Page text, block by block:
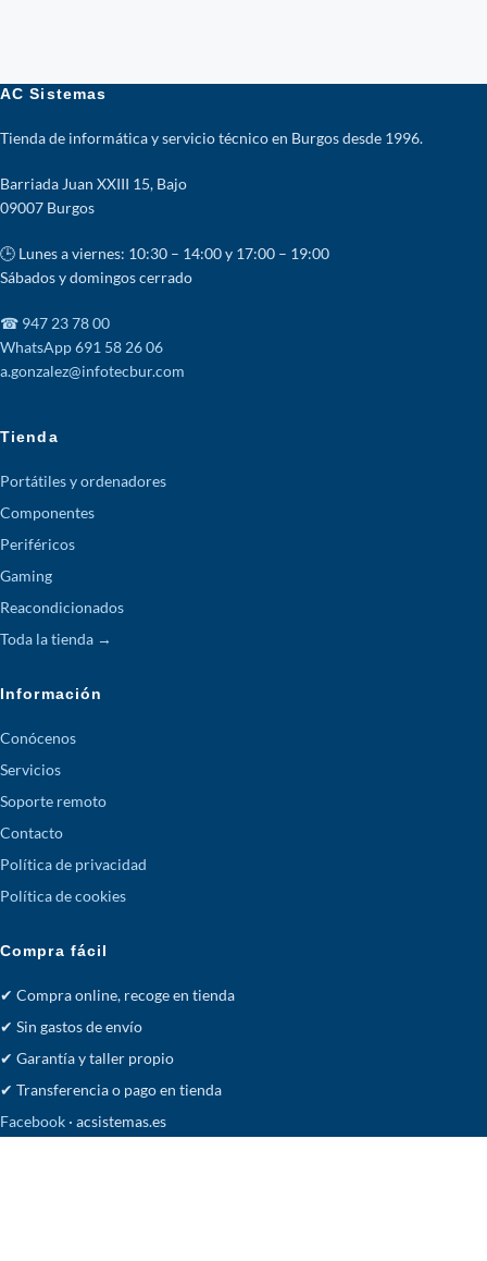
AC Sistemas
Tienda de informática y servicio técnico en Burgos desde 1996.
Barriada Juan XXIII 15, Bajo
09007 Burgos
🕒 Lunes a viernes: 10:30 – 14:00 y 17:00 – 19:00
Sábados y domingos cerrado
☎ 947 23 78 00
WhatsApp 691 58 26 06
a.gonzalez@infotecbur.com
Tienda
Portátiles y ordenadores
Componentes
Periféricos
Gaming
Reacondicionados
Toda la tienda →
Información
Conócenos
Servicios
Soporte remoto
Contacto
Política de privacidad
Política de cookies
Compra fácil
✔ Compra online, recoge en tienda
✔ Sin gastos de envío
✔ Garantía y taller propio
✔ Transferencia o pago en tienda
Facebook · acsistemas.es